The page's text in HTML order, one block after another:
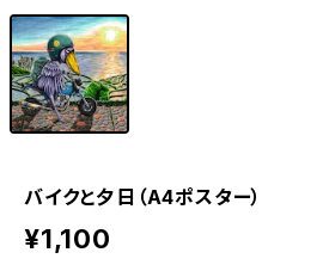
バイクと夕日（A4ポスター）
¥1,100